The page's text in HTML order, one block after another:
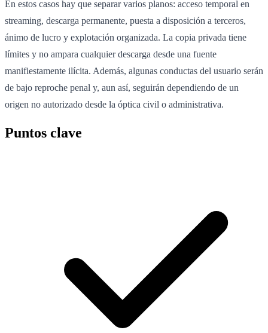
En estos casos hay que separar varios planos: acceso temporal en
streaming, descarga permanente, puesta a disposición a terceros,
ánimo de lucro y explotación organizada. La copia privada tiene
límites y no ampara cualquier descarga desde una fuente
manifiestamente ilícita. Además, algunas conductas del usuario serán
de bajo reproche penal y, aun así, seguirán dependiendo de un
origen no autorizado desde la óptica civil o administrativa.
Puntos clave